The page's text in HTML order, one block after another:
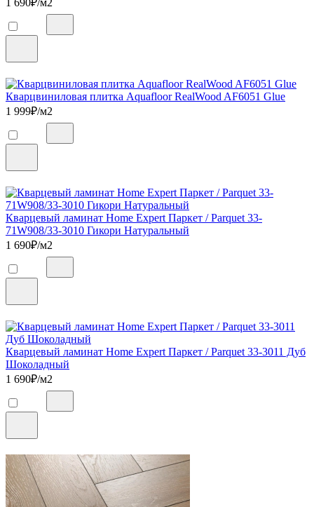
1 690₽/м2
Кварцвиниловая плитка Aquafloor RealWood AF6051 Glue
1 999₽/м2
Кварцевый ламинат Home Expert Паркет / Parquet 33-
71W908/33-3010 Гикори Натуральный
1 690₽/м2
Кварцевый ламинат Home Expert Паркет / Parquet 33-3011 Дуб
Шоколадный
1 690₽/м2